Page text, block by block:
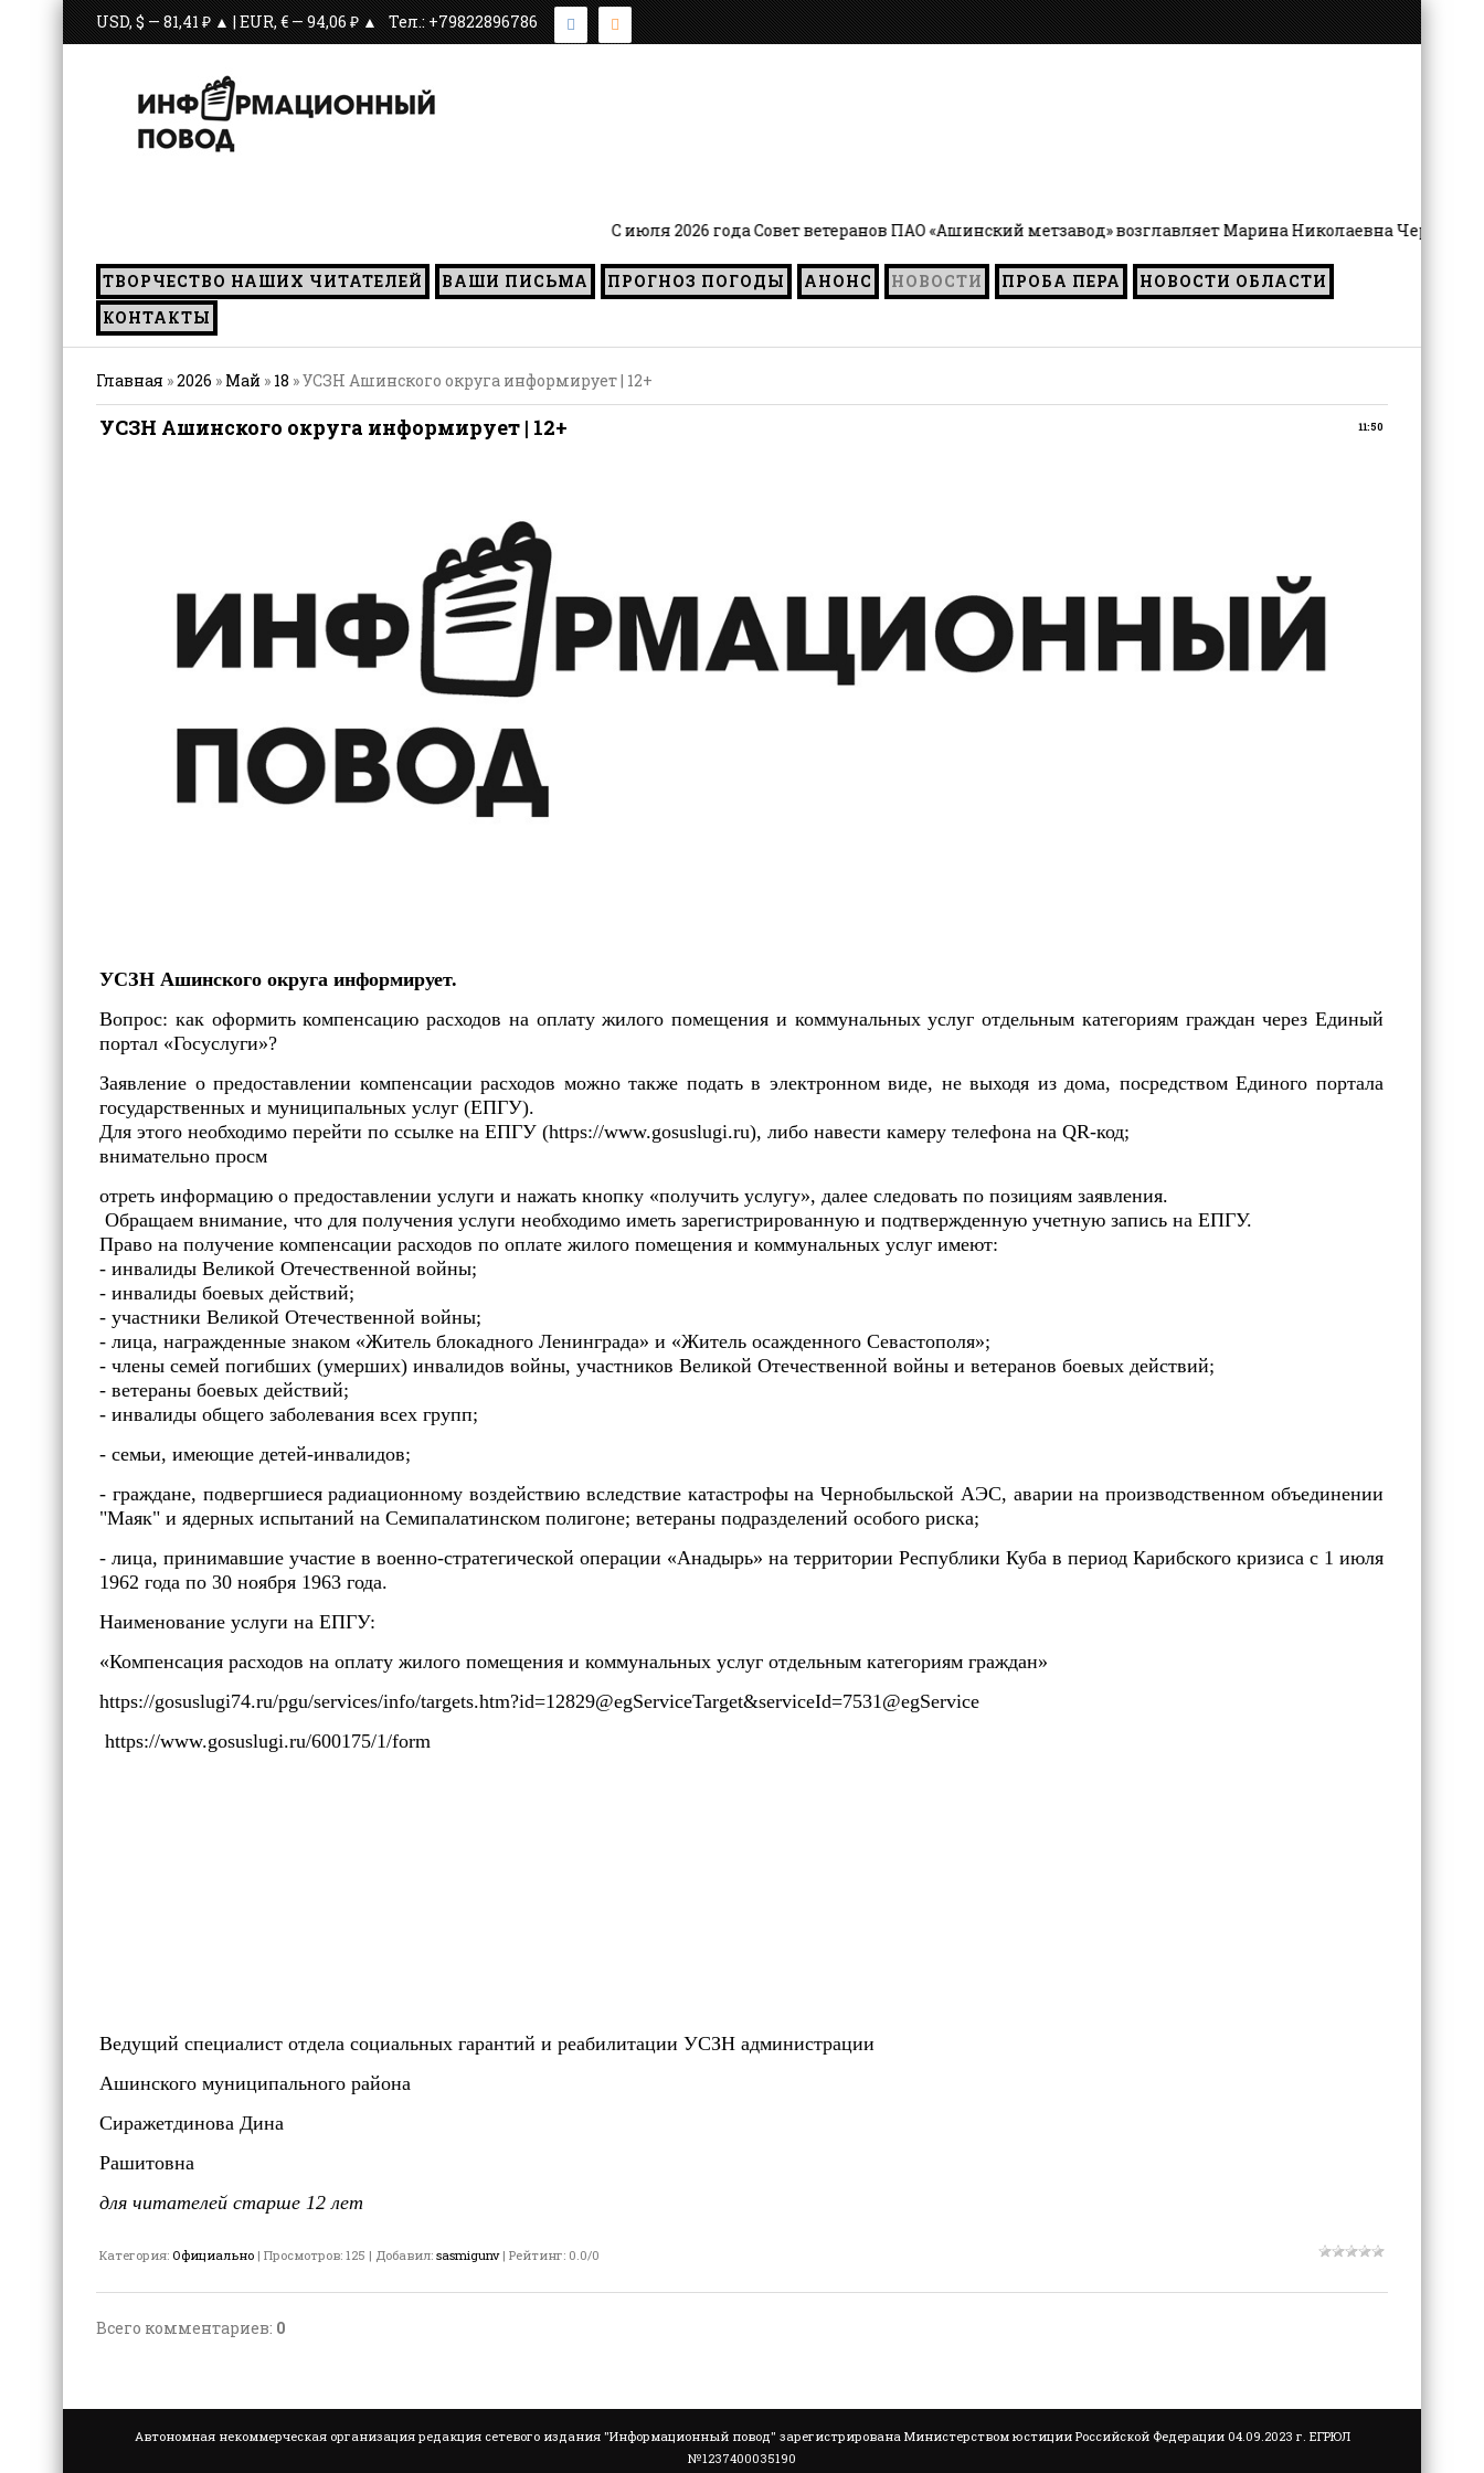
USD, $ — 81,41 ₽ ▲ | EUR, € — 94,06 ₽ ▲ Тел.: +79822896786
С июля 2026 года Совет ветеранов ПАО «Ашинский метзавод» возглавляет Марина Николаевна Чернятьева
ТВОРЧЕСТВО НАШИХ ЧИТАТЕЛЕЙ ВАШИ ПИСЬМА ПРОГНОЗ ПОГОДЫ АНОНС НОВОСТИ ПРОБА ПЕРА
НОВОСТИ ОБЛАСТИ
КОНТАКТЫ
Главная »2026 » Май » 18 » УСЗН Ашинского округа информирует | 12+
11:50
УСЗН Ашинского округа информирует | 12+
УСЗН Ашинского округа информирует.
Вопрос: как оформить компенсацию расходов на оплату жилого помещения и коммунальных услуг отдельным категориям граждан через Единый
портал «Госуслуги»?
Заявление о предоставлении компенсации расходов можно также подать в электронном виде, не выходя из дома, посредством Единого портала
государственных и муниципальных услуг (ЕПГУ).
Для этого необходимо перейти по ссылке на ЕПГУ (https://www.gosuslugi.ru), либо навести камеру телефона на QR-код;
внимательно просм
отреть информацию о предоставлении услуги и нажать кнопку «получить услугу», далее следовать по позициям заявления.
Обращаем внимание, что для получения услуги необходимо иметь зарегистрированную и подтвержденную учетную запись на ЕПГУ.
Право на получение компенсации расходов по оплате жилого помещения и коммунальных услуг имеют:
- инвалиды Великой Отечественной войны;
- инвалиды боевых действий;
- участники Великой Отечественной войны;
- лица, награжденные знаком «Житель блокадного Ленинграда» и «Житель осажденного Севастополя»;
- члены семей погибших (умерших) инвалидов войны, участников Великой Отечественной войны и ветеранов боевых действий;
- ветераны боевых действий;
- инвалиды общего заболевания всех групп;
- семьи, имеющие детей-инвалидов;
- граждане, подвергшиеся радиационному воздействию вследствие катастрофы на Чернобыльской АЭС, аварии на производственном объединении
"Маяк" и ядерных испытаний на Семипалатинском полигоне; ветераны подразделений особого риска;
- лица, принимавшие участие в военно-стратегической операции «Анадырь» на территории Республики Куба в период Карибского кризиса с 1 июля
1962 года по 30 ноября 1963 года.
Наименование услуги на ЕПГУ:
«Компенсация расходов на оплату жилого помещения и коммунальных услуг отдельным категориям граждан»
https://gosuslugi74.ru/pgu/services/info/targets.htm?id=12829@egServiceTarget&serviceId=7531@egService
https://www.gosuslugi.ru/600175/1/form
Ведущий специалист отдела социальных гарантий и реабилитации УСЗН администрации
Ашинского муниципального района
Сиражетдинова Дина
Рашитовна
для читателей старше 12 лет
Категория: Официально | Просмотров: 125 | Добавил: sasmigunv | Рейтинг: 0.0/0
Всего комментариев: 0
Автономная некоммерческая организация редакция сетевого издания "Информационный повод" зарегистрирована Министерством юстиции Российской Федерации 04.09.2023 г. ЕГРЮЛ
№1237400035190